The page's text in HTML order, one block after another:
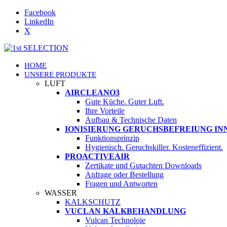
Facebook
LinkedIn
X
HOME
UNSERE PRODUKTE
LUFT
AIRCLEANO3
Gute Küche. Guter Luft.
Ihre Vorteile
Aufbau & Technische Daten
IONISIERUNG GERUCHSBEFREIUNG
Funktionsprinzip
Hygienisch. Geruchskiller. Kosteneffizient.
PROACTIVEAIR
Zertikate und Gutachten Downloads
Anfrage oder Bestellung
Fragen und Antworten
WASSER
KALKSCHUTZ
VUCLAN KALKBEHANDLUNG
Vulcan Technoloie